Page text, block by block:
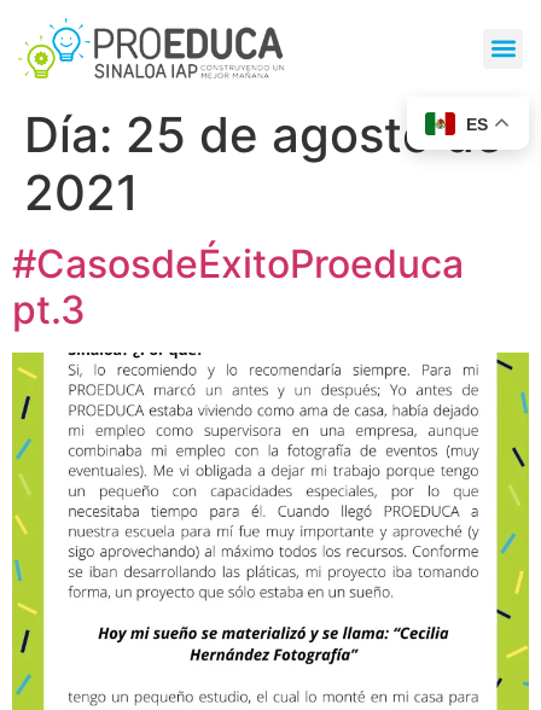
ES
Día: 25 de agosto de
2021
#CasosdeÉxitoProeduca
pt.3